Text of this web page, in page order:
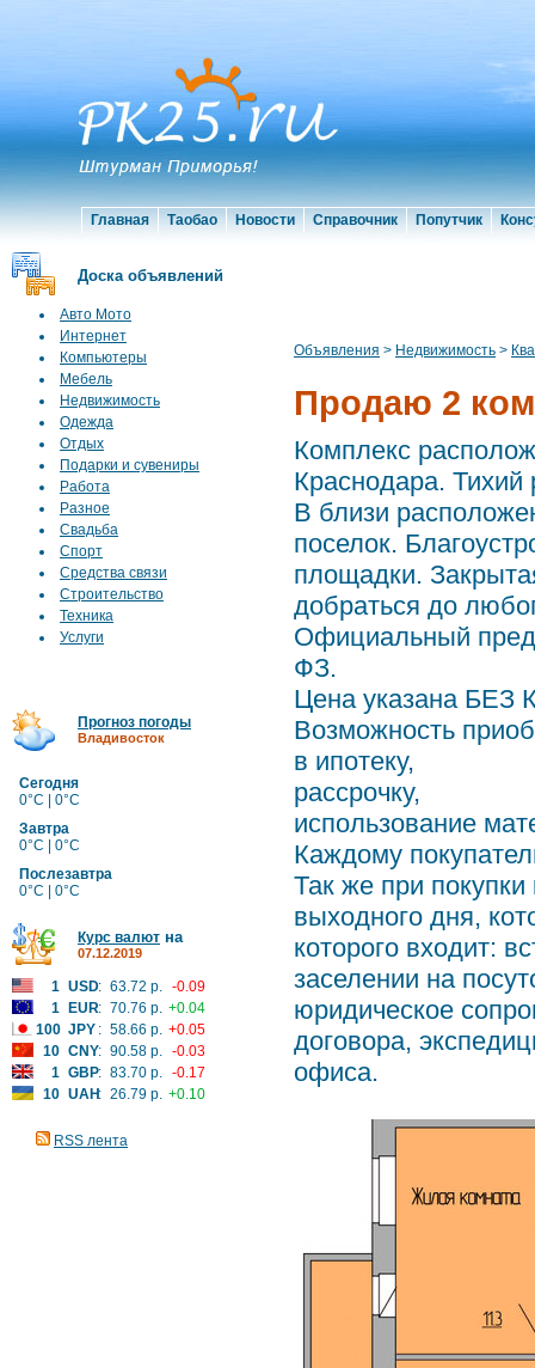
Главная Таобао Новости Справочник Попутчик
Доска объявлений
Авто Мото
Интернет
Компьютеры
Мебель
Недвижимость
Одежда
Отдых
Подарки и сувениры
Работа
Разное
Свадьба
Спорт
Средства связи
Строительство
Техника
Услуги
Прогноз погоды
Владивосток
Сегодня
0°C | 0°C
Завтра
0°C | 0°C
Послезавтра
0°C | 0°C
Курс валют на
07.12.2019
1 USD: 63.72 р. -0.09
1
EUR: 70.76 р. +0.04
100 JPY : 58.66 р. +0.05
10 CNY: 90.58 р. -0.03
1 GBP: 83.70 р. -0.17
10 UAH: 26.79 р. +0.10
RSS лента
Объявления > Недвижимость >
Продаю 2
Комплекс
Краснодара. Тихий
В близи
поселок.
площадки.
добраться до
Официальный
ФЗ.
Цена указана
Возможность
в ипотеку,
рассрочку,
использование
Каждому
Так же при покупки
выходного дня,
которого входит:
заселении на
юридическое
договора,
офиса.